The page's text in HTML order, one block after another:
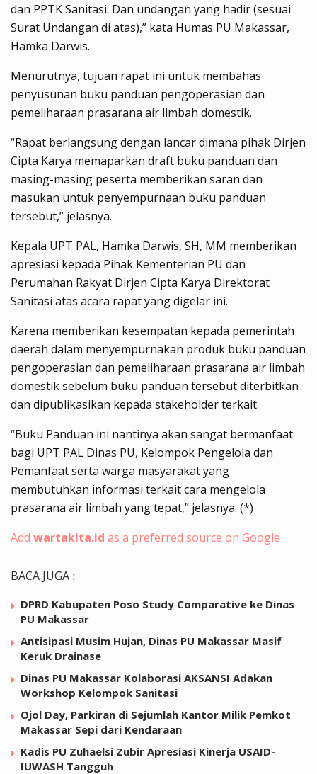
dan PPTK Sanitasi. Dan undangan yang hadir (sesuai
Surat Undangan di atas),” kata Humas PU Makassar,
Hamka Darwis.
Menurutnya, tujuan rapat ini untuk membahas
penyusunan buku panduan pengoperasian dan
pemeliharaan prasarana air limbah domestik.
“Rapat berlangsung dengan lancar dimana pihak Dirjen
Cipta Karya memaparkan draft buku panduan dan
masing-masing peserta memberikan saran dan
masukan untuk penyempurnaan buku panduan
tersebut,” jelasnya.
Kepala UPT PAL, Hamka Darwis, SH, MM memberikan
apresiasi kepada Pihak Kementerian PU dan
Perumahan Rakyat Dirjen Cipta Karya Direktorat
Sanitasi atas acara rapat yang digelar ini.
Karena memberikan kesempatan kepada pemerintah
daerah dalam menyempurnakan produk buku panduan
pengoperasian dan pemeliharaan prasarana air limbah
domestik sebelum buku panduan tersebut diterbitkan
dan dipublikasikan kepada stakeholder terkait.
“Buku Panduan ini nantinya akan sangat bermanfaat
bagi UPT PAL Dinas PU, Kelompok Pengelola dan
Pemanfaat serta warga masyarakat yang
membutuhkan informasi terkait cara mengelola
prasarana air limbah yang tepat,” jelasnya. (*)
Add wartakita.id as a preferred source on Google
BACA JUGA :
DPRD Kabupaten Poso Study Comparative ke Dinas
PU Makassar
Antisipasi Musim Hujan, Dinas PU Makassar Masif
Keruk Drainase
Dinas PU Makassar Kolaborasi AKSANSI Adakan
Workshop Kelompok Sanitasi
Ojol Day, Parkiran di Sejumlah Kantor Milik Pemkot
Makassar Sepi dari Kendaraan
Kadis PU Zuhaelsi Zubir Apresiasi Kinerja USAID-
IUWASH Tangguh